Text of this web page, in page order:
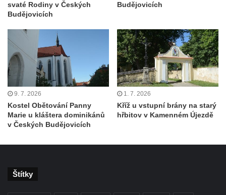
svaté Rodiny v Českých
Budějovicích
Budějovicích
9. 7. 2026
Kostel Obětování Panny
Marie u kláštera dominikánů
v Českých Budějovicích
1. 7. 2026
Kříž u vstupní brány na starý
hřbitov v Kamenném Újezdě
Štítky